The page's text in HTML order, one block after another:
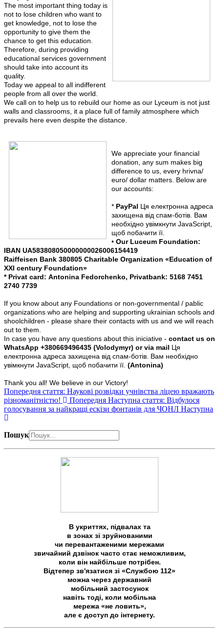
The most important thing today is
not to lose children who want to
get knowledge, not to lose the
opportunity to give them the
chance to get this education.
Therefore, during providing
educational services government
should take into account its
quality.
Today we appeal to all indifferent
people from all over the world.
We call on to help us to rebuild our home as our Lyceum is not just
walls and classrooms, it a place full of family atmosphere which
prevails here even despite the distance.
We appreciate your financial
donation, any sum makes big
difference to us, every hrivna/
euro/ dollar matters. Below are
our accounts:
* PayPal Ця електронна адреса
захищена від спам-ботів. Вам
необхідно увімкнути JavaScript,
щоб побачити її.
• Our Luceum Foundation:
IBAN UA583808050000000026006154419
Raiffeisen Bank 380805 Charitable Organization «Education of
ХХІ century Foundation»
* Privat card: Аntonina Fedorchenko, Privatbank: 5168 7451
2740 7739
If you know about any Foundations or non-governmental / pablic
organizations who are helping and supporting ukrainian schools and
shoolchildren - please share their contacts with us and we will reach
out to them.
In case you have any questions about this iniciative - contact us on
WhatsApp +380669496435 (Volodymyr) or via mail Ця
електронна адреса захищена від спам-ботів. Вам необхідно
увімкнути JavaScript, щоб побачити її. (Antonina)
Thank you all! We believe in our Victory!
Попередня стаття: Наукові розвідки учнівства ліцею вражають
різноманітністю!
Попередня Наступна стаття: Відбулося
голосування за найкращі ескізи фонтанів для ЧОНЛ Наступна
Пошук
В укриттях, підвалах та
в зонах зі зруйнованими
чи перевантаженими мережами
звичайний дзвінок часто стає неможливим,
коли він найбільше потрібен.
Відтепер зв'язатися зі «Службою 112»
можна через державний
мобільний застосунок
навіть тоді, коли мобільна
мережа «не ловить»,
але є доступ до інтернету.